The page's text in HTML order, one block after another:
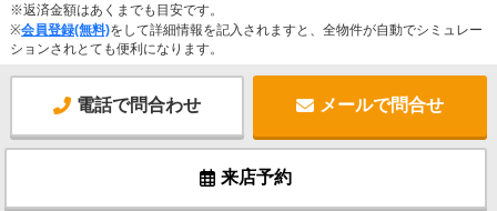
※返済金額はあくまでも目安です。
※会員登録(無料)をして詳細情報を記入されますと、全物件が自動でシミュレー
ションされとても便利になります。
電話で問合わせ メールで問合せ
来店予約